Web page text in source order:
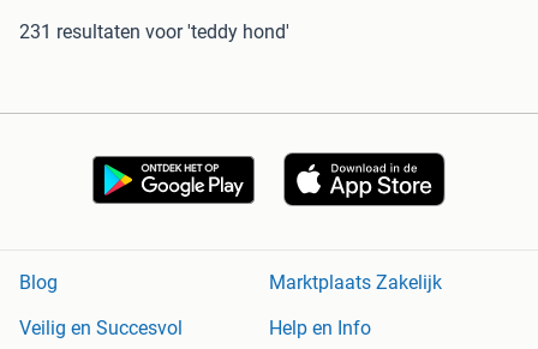
231 resultaten voor 'teddy hond'
Blog
Marktplaats Zakelijk
Veilig en Succesvol
Help en Info